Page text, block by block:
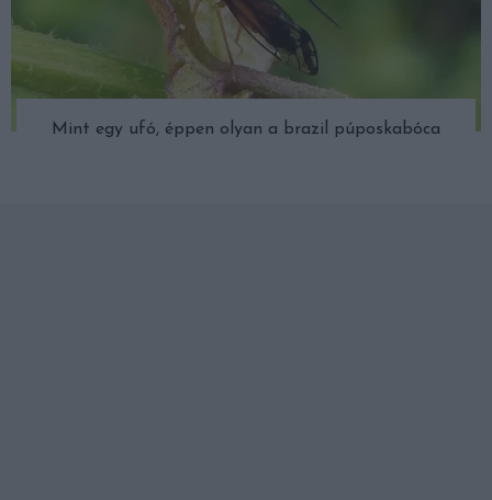
Mint egy ufó, éppen olyan a brazil púposkabóca